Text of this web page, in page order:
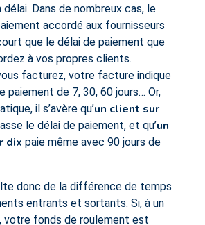
délai. Dans de nombreux cas, le
accordé aux fournisseurs
que le délai de paiement que
à vos propres clients.
facturez, votre facture indique
paiement de 7, 30, 60 jours… Or,
il s’avère qu’un client sur
le délai de paiement, et qu’un
dix paie même avec 90 jours de
donc de la différence de temps
entrants et sortants. Si, à un
votre fonds de roulement est